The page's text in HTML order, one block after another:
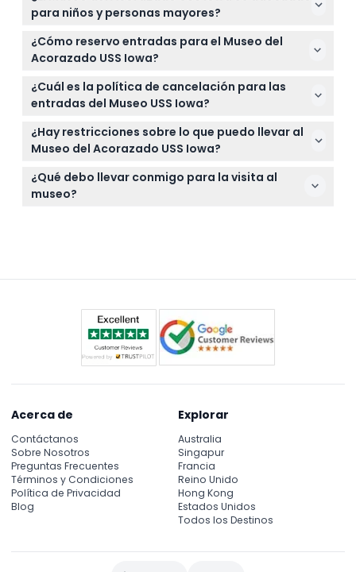
Iowa utilizando una aplicación gratuita de recorrido
que incluye realidad aumentada, videos y una
búsqueda del tesoro para niños, haciendo la
experiencia divertida e interactiva.
para niños y personas mayores?
Sí, el museo da la bienvenida a visitantes de todas
las edades, incluyendo niños, jóvenes, adultos y
gratis.
¿Cómo reservo entradas para el Museo del
Acorazado USS Iowa?
Puede reservar sus entradas en línea directamente
a través de este sitio web para una transacción
¿Cuál es la política de cancelación para las
entradas del Museo USS Iowa?
Las entradas no son reembolsables y no se pueden
cancelar, así que por favor asegúrese de la fecha y
¿Hay restricciones sobre lo que puedo llevar al
Museo del Acorazado USS Iowa?
No se permiten alimentos ni bebidas del exterior
dentro del museo, y las mascotas están prohibidas
¿Qué debo llevar conmigo para la visita al
museo?
Acerca de
Contáctanos
Sobre Nosotros
Preguntas Frecuentes
Términos y Condiciones
Política de Privacidad
Blog
Explorar
Australia
Singapur
Francia
Reino Unido
Hong Kong
Estados Unidos
Todos los Destinos